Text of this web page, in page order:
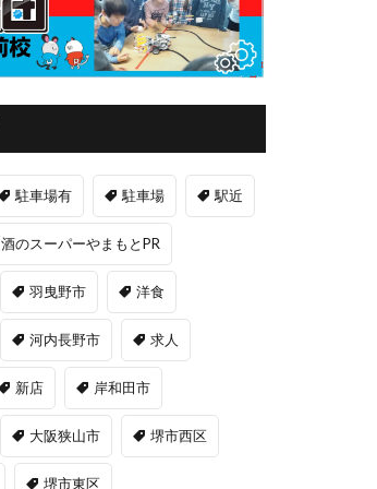
駐車場有 駐車場 駅近
酒のスーパーやまもとPR
羽曳野市 洋食
河内長野市 求人
新店 岸和田市
大阪狭山市 堺市西区
堺市東区